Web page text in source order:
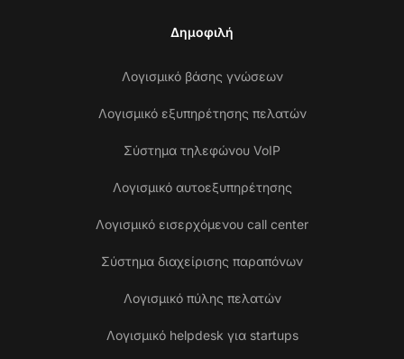
Δημοφιλή
Λογισμικό βάσης γνώσεων
Λογισμικό εξυπηρέτησης πελατών
Σύστημα τηλεφώνου VoIP
Λογισμικό αυτοεξυπηρέτησης
Λογισμικό εισερχόμενου call center
Σύστημα διαχείρισης παραπόνων
Λογισμικό πύλης πελατών
Λογισμικό helpdesk για startups